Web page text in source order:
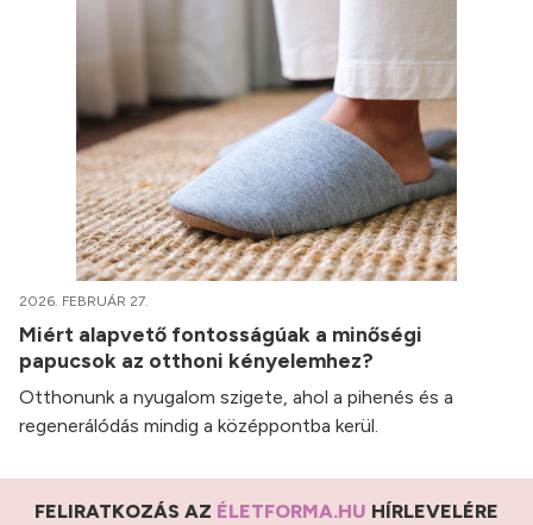
2026. FEBRUÁR 27.
Miért alapvető fontosságúak a minőségi
papucsok az otthoni kényelemhez?
Otthonunk a nyugalom szigete, ahol a pihenés és a
regenerálódás mindig a középpontba kerül.
FELIRATKOZÁS AZ ÉLETFORMA.HU HÍRLEVELÉRE